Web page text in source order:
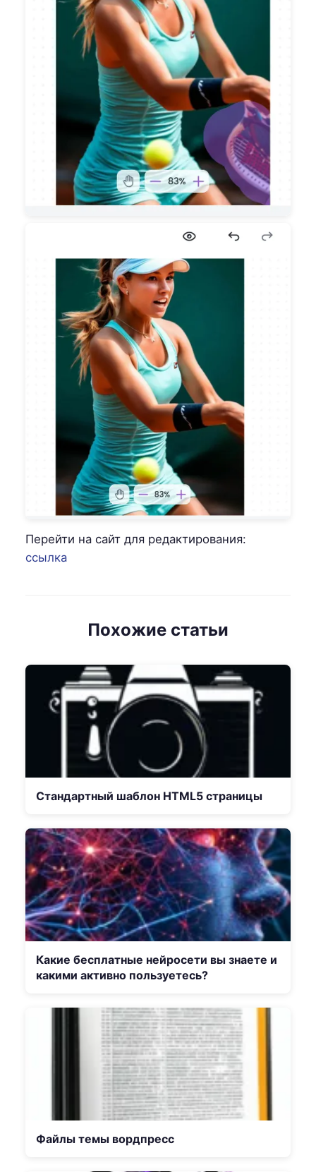
Перейти на сайт для редактирования:
ссылка
Похожие статьи
Стандартный шаблон HTML5 страницы
Какие бесплатные нейросети вы знаете и
какими активно пользуетесь?
Файлы темы вордпресс